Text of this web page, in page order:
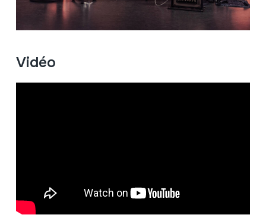
Vidéo